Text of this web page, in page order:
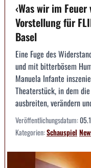
‹Was wir im
Vorstellung für
Basel
Eine Fuge des
und mit bitterbösem
Manuela Infante
Theaterstück, in dem
ausbreiten, verändern
Veröffentlichungsdatum:
Kategorien:Schauspiel